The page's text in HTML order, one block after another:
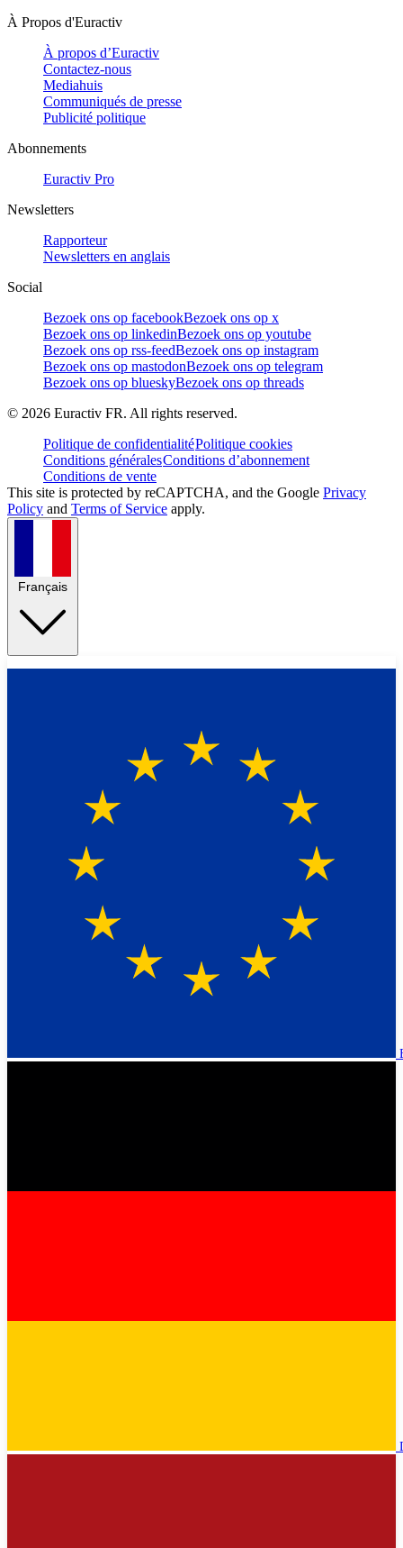
À Propos d'Euractiv
À propos d’Euractiv
Contactez-nous
Mediahuis
Communiqués de presse
Publicité politique
Abonnements
Euractiv Pro
Newsletters
Rapporteur
Newsletters en anglais
Social
Bezoek ons op facebookBezoek ons op x
Bezoek ons op linkedinBezoek ons op youtube
Bezoek ons op rss-feedBezoek ons op instagram
Bezoek ons op mastodonBezoek ons op telegram
Bezoek ons op blueskyBezoek ons op threads
© 2026 Euractiv FR. All rights reserved.
Politique de confidentialitéPolitique cookies
Conditions généralesConditions d’abonnement
Conditions de vente
This site is protected by reCAPTCHA, and the Google Privacy
Policy and Terms of Service apply.
Français